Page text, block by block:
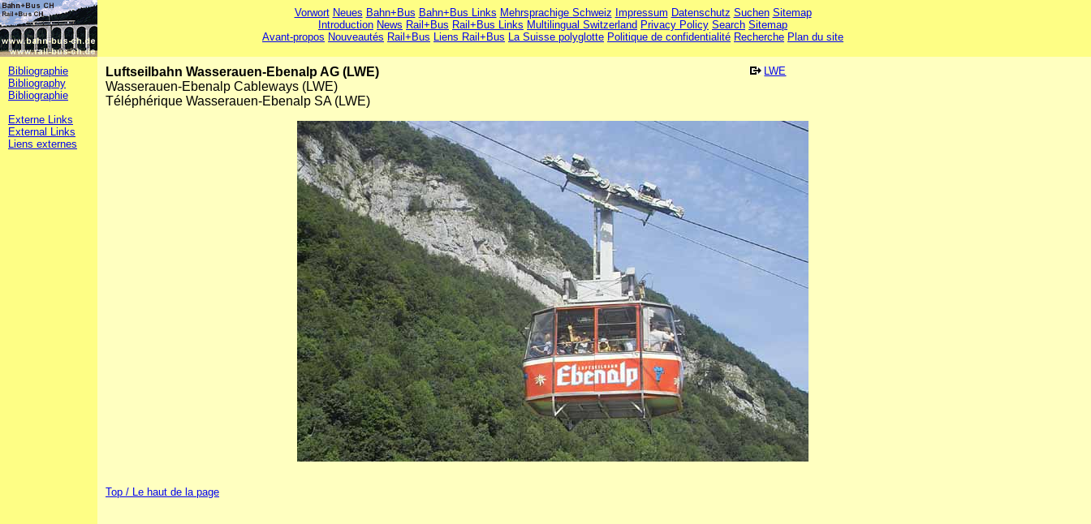
Vorwort Neues Bahn+Bus Bahn+Bus Links Mehrsprachige Schweiz Impressum Datenschutz Suchen Sitemap
Introduction News Rail+Bus Rail+Bus Links Multilingual Switzerland Privacy Policy Search Sitemap
Avant-propos Nouveautés Rail+Bus Liens Rail+Bus La Suisse polyglotte Politique de confidentialité Recherche Plan du site
Bibliographie
Bibliography
Bibliographie
Externe Links
External Links
Liens externes
Luftseilbahn Wasserauen-Ebenalp AG (LWE)
Wasserauen-Ebenalp Cableways (LWE)
Téléphérique Wasserauen-Ebenalp SA (LWE)
LWE
Top / Le haut de la page